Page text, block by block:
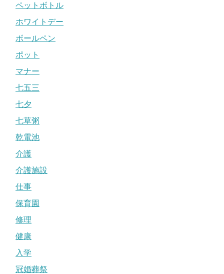
ペットボトル
ホワイトデー
ボールペン
ポット
マナー
七五三
七夕
七草粥
乾電池
介護
介護施設
仕事
保育園
修理
健康
入学
冠婚葬祭